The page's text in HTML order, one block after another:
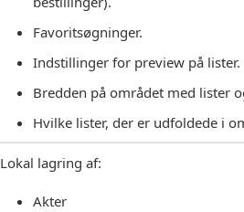
Favoritsøgninger.
Indstillinger for preview på lister.
Bredden på området med lister
Hvilke lister, der er udfoldede i
Lokal lagring af:
Akter